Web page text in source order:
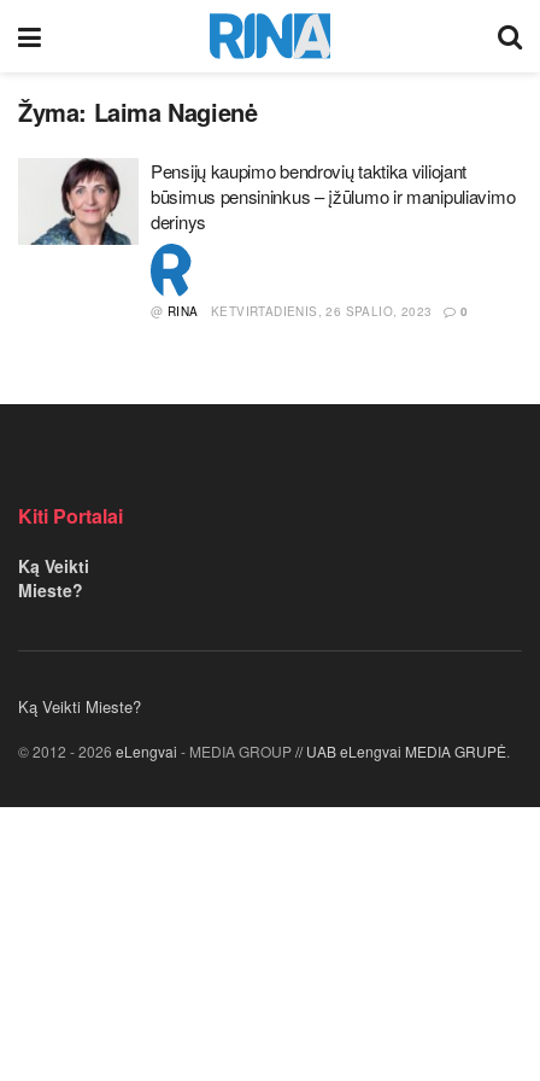
Žyma: Laima Nagienė
Pensijų kaupimo bendrovių taktika viliojant
būsimus pensininkus – įžūlumo ir manipuliavimo
derinys
@ RINA KETVIRTADIENIS, 26 SPALIO, 2023 0
Kiti Portalai
Ką Veikti
Mieste?
Ką Veikti Mieste?
© 2012 - 2026 eLengvai - MEDIA GROUP// UAB eLengvai MEDIA GRUPĖ.